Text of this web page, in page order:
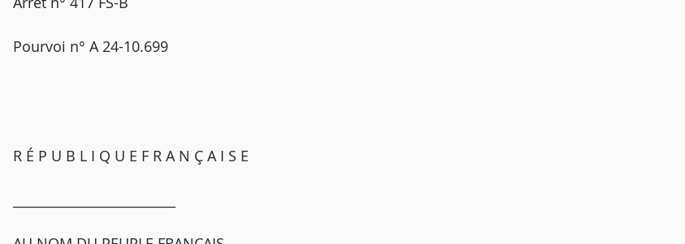
Pourvoi n° A 24-10.699
R É P U B L I Q U E F R A N Ç A I S E